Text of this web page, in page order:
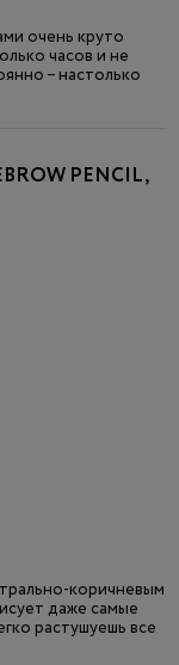
очень круто
часов и не
– настолько
PENCIL,
коричневым
даже самые
растушуешь все